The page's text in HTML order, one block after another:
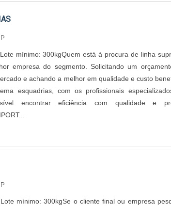
mínimo: 300kgQuem está à procura de linha
empresa do segmento. Solicitando um
e achando a melhor em qualidade e custo
esquadrias, com os profissionais
encontrar eficiência com qualidade e
mínimo: 300kgSe o cliente final ou empresa